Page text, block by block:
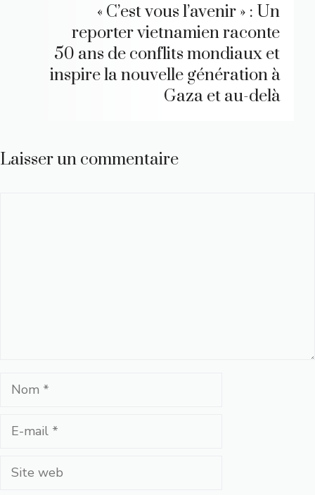
« C’est vous l’avenir » : Un
reporter vietnamien raconte
50 ans de conflits mondiaux et
inspire la nouvelle génération à
Gaza et au-delà
Laisser un commentaire
Nom
Site